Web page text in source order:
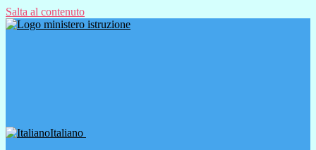
Salta al contenuto
Italiano